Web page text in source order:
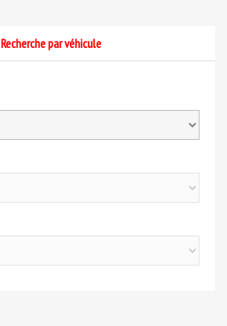
Recherche par véhicule